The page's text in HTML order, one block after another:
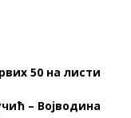
50 на листи
– Војводина